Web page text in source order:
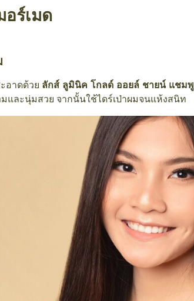
ร์เมด
อาดด้วย ลักส์ ลูมินิค โกลด์ ออยล์ ชายน์ แชมพู
มและนุ่มสวย จากนั้นใช้ไดร์เป่าผมจนแห้งสนิท